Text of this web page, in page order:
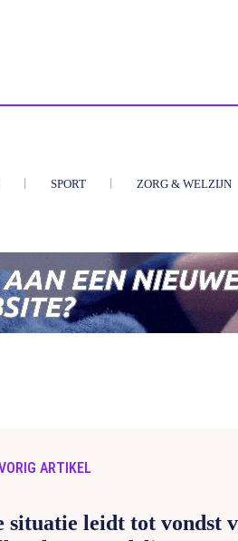
SPORT ZORG & WELZIJN
ARTIKEL
situatie leidt tot vondst